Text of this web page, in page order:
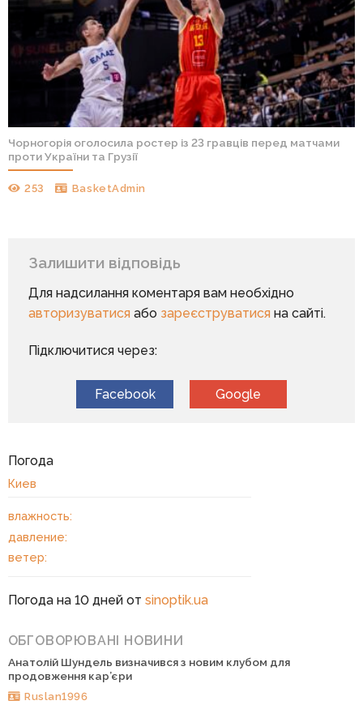
Чорногорія оголосила ростер із 23 гравців перед матчами
проти України та Грузії
253 BasketAdmin
Залишити відповідь
Для надсилання коментаря вам необхідно
авторизуватисяабо зареєструватисяна сайті.
Підключитися через:
Facebook Google
Погода
Киев
влажность:
давление:
ветер:
Погода на 10 дней от sinoptik.ua
ОБГОВОРЮВАНІ НОВИНИ
Анатолій Шундель визначився з новим клубом для
продовження кар’єри
Ruslan1996